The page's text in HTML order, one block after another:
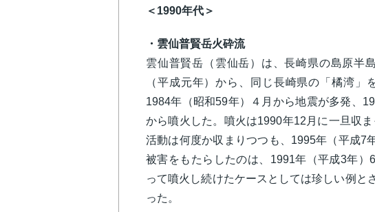
＜1990年代＞
・雲仙普賢岳火砕流
雲仙普賢岳（雲仙岳）は、長崎県の島原半
（平成元年）から、同じ長崎県の「橘湾」
1984年（昭和59年）４月から地震が多発、
から噴火した。噴火は1990年12月に一旦収
活動は何度か収まりつつも、1995年（平成7
被害をもたらしたのは、1991年（平成3年
って噴火し続けたケースとしては珍しい例と
った。